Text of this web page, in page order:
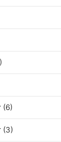
(6)
(3)